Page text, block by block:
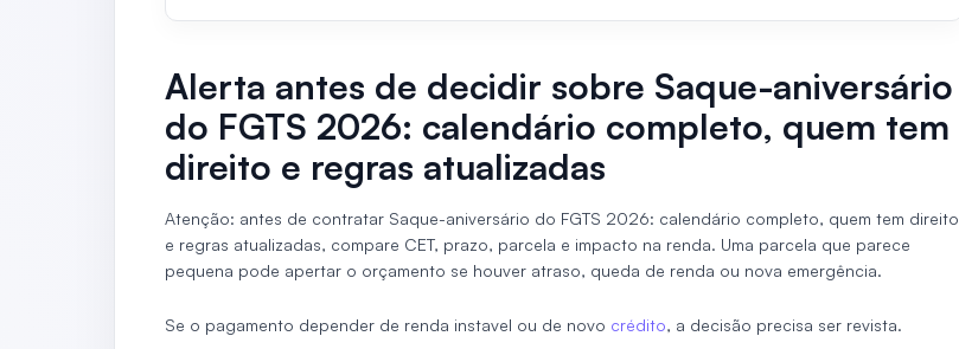
Alerta antes de decidir sobre Saque-aniversário
do FGTS 2026: calendário completo, quem tem
direito e regras atualizadas
Atenção: antes de contratar Saque-aniversário do FGTS 2026: calendário completo, quem tem direito
e regras atualizadas, compare CET, prazo, parcela e impacto na renda. Uma parcela que parece
pequena pode apertar o orçamento se houver atraso, queda de renda ou nova emergência.
Se o pagamento depender de renda instavel ou de novo crédito, a decisão precisa ser revista.